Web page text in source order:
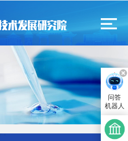
问答
机器人